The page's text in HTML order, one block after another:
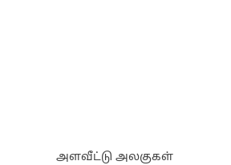
அளவீட்டு அலகுகள்